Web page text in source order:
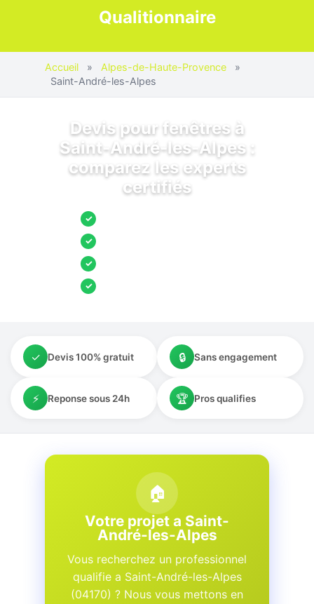
Qualitionnaire
Accueil » Alpes-de-Haute-Provence
»
Saint-André-les-Alpes
Devis pour fenêtres à
Saint-André-les-Alpes :
comparez les experts
certifiés
✓
✓
✓
✓
✓ Devis 100% gratuit 🔒 Sans engagement
⚡ Reponse sous 24h 🏆 Pros qualifies
🏠
Votre projet a Saint-
André-les-Alpes
Vous recherchez un professionnel
qualifie a Saint-André-les-Alpes
(04170) ? Nous vous mettons en